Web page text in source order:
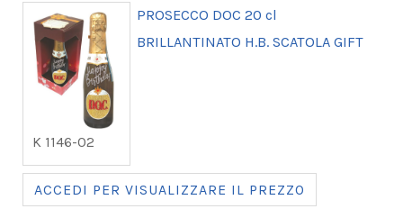
K 1146-02
PROSECCO DOC 20 cl
BRILLANTINATO H.B. SCATOLA GIFT
ACCEDI PER VISUALIZZARE IL PREZZO